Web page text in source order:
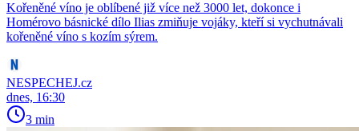
Kořeněné víno je oblíbené již více než 3000 let, dokonce i
Homérovo básnické dílo Ilias zmiňuje vojáky, kteří si vychutnávali
kořeněné víno s kozím sýrem.
NESPECHEJ.cz
dnes, 16:30
3 min